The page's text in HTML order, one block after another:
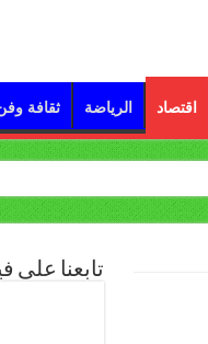
اقتصاد الرياضة ثقافة
تابعنا على